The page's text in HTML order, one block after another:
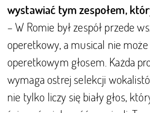
wystawiać tym zespołem,
– W Romie był zespół przede
operetkowy, a musical nie
operetkowym głosem. Każda
wymaga ostrej selekcji
nie tylko liczy się biały głos,